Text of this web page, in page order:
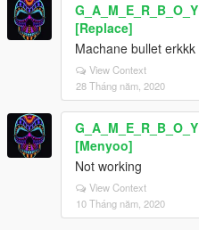
G_A_M_E_R_B_O_Y
[Replace]
Machane bullet erkkk
View Context
28 Tháng năm, 2020
G_A_M_E_R_B_O_Y
[Menyoo]
Not working
View Context
10 Tháng năm, 2020